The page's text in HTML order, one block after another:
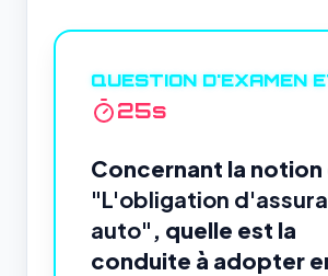
QUESTION D'EXAMEN
24s
Concernant la notion
"L'obligation
auto" , quelle est la
conduite à adopter